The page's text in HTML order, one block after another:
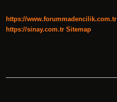
https://www.forummadencilik.com.tr
https://sinay.com.tr Sitemap